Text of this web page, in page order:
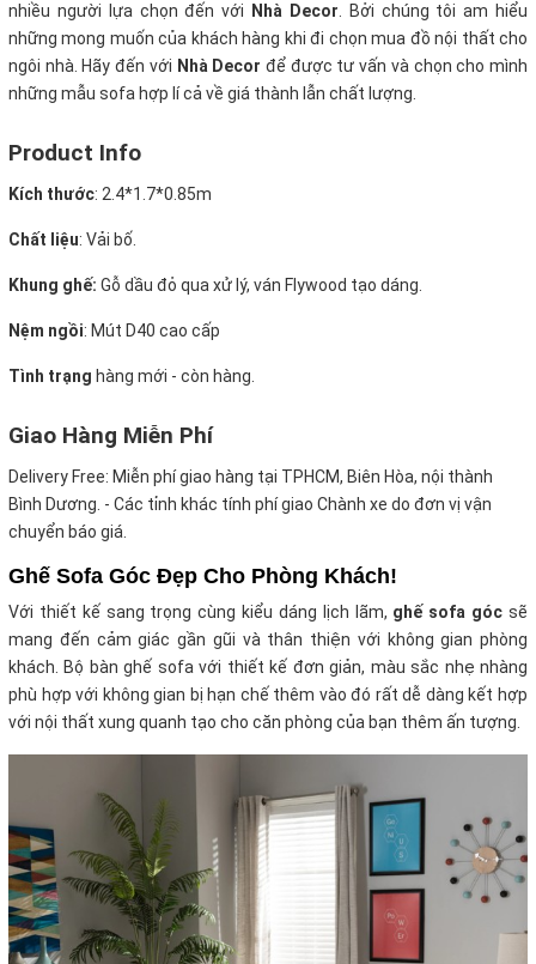
nhiều người lựa chọn đến với Nhà Decor. Bởi chúng tôi am hiểu
những mong muốn của khách hàng khi đi chọn mua đồ nội thất cho
ngôi nhà. Hãy đến với Nhà Decorđể được tư vấn và chọn cho mình
những mẫu sofa hợp lí cả về giá thành lẫn chất lượng.
Product Info
Kích thước: 2.4*1.7*0.85m
Chất liệu: Vải bố.
Khung ghế: Gỗ dầu đỏ qua xử lý, ván Flywood tạo dáng.
Nệm ngồi: Mút D40 cao cấp
Tình trạng hàng mới - còn hàng.
Giao Hàng Miễn Phí
Delivery Free: Miễn phí giao hàng tại TPHCM, Biên Hòa, nội thành
Bình Dương. - Các tỉnh khác tính phí giao Chành xe do đơn vị vận
chuyển báo giá.
Ghế Sofa Góc Đẹp Cho Phòng Khách!
Với thiết kế sang trọng cùng kiểu dáng lịch lãm, ghế sofa góc sẽ
mang đến cảm giác gần gũi và thân thiện với không gian phòng
khách. Bộ bàn ghế sofa với thiết kế đơn giản, màu sắc nhẹ nhàng
phù hợp với không gian bị hạn chế thêm vào đó rất dễ dàng kết hợp
với nội thất xung quanh tạo cho căn phòng của bạn thêm ấn tượng.